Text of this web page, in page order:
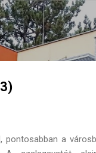
Ugrás a fő
pontosabban a